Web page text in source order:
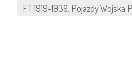
FT 1919-1939. Pojazdy Wojska